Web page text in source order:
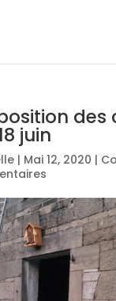
des
juin
| Mai 12, 2020 |